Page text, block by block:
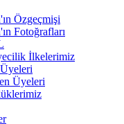
Özgeçmişi
Fotoğrafları
İlkelerimiz
Üyeleri